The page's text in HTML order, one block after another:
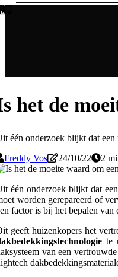
het de
één onderzoek blijkt dat
Freddy Vos
24/10/22 2
één onderzoek blijkt dat
worden gerepareerd of
factor is bij het bepalen
geeft huizenkopers het
te
van een